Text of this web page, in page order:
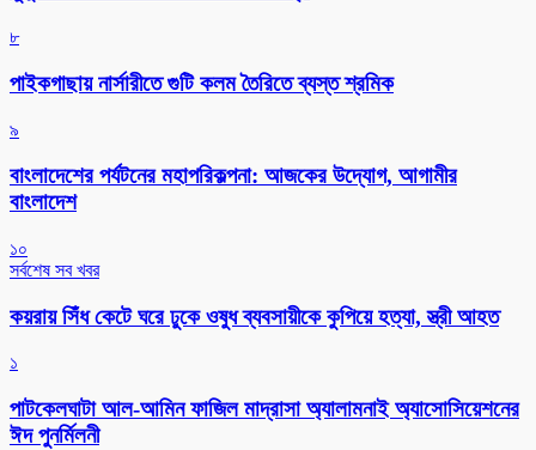
৮
পাইকগাছায় নার্সারীতে গুটি কলম তৈরিতে ব্যস্ত শ্রমিক
৯
বাংলাদেশের পর্যটনের মহাপরিকল্পনা: আজকের উদ্যোগ, আগামীর
বাংলাদেশ
১০
সর্বশেষ সব খবর
কয়রায় সিঁধ কেটে ঘরে ঢুকে ওষুধ ব্যবসায়ীকে কুপিয়ে হত্যা, স্ত্রী আহত
১
পাটকেলঘাটা আল-আমিন ফাজিল মাদ্রাসা অ্যালামনাই অ্যাসোসিয়েশনের
ঈদ পুনর্মিলনী